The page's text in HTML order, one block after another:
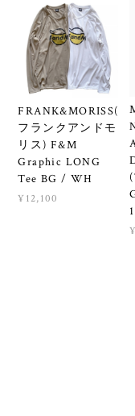
FRANK&MORISS(
フランクアンドモ
リス) F&M
Graphic LONG
Tee BG / WH
¥12,100